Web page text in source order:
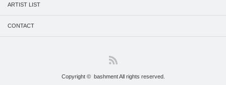
ARTIST LIST
CONTACT
Copyright © bashmentAll rights reserved.